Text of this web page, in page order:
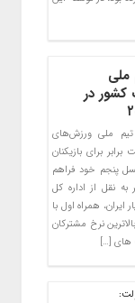
ملی
کشور در
تیم ملی ورزش‌های
برای بازیکنان
نسل پنجم خود فراهم
نقل از اداره کل
ایران، همراه اول با
نرخ مشترکان
های […]